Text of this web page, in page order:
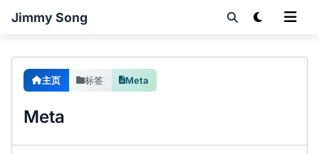
Jimmy Song
主页 标签 Meta
Meta